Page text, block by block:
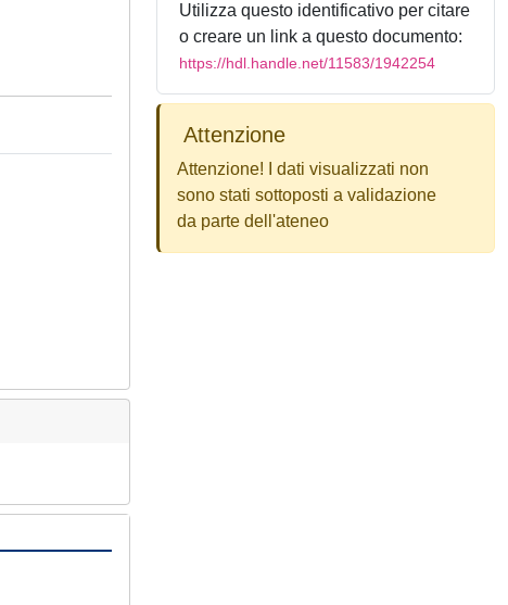
Utilizza questo identificativo per citare
o creare un link a questo documento:
https://hdl.handle.net/11583/1942254
Attenzione
Attenzione! I dati visualizzati non
sono stati sottoposti a validazione
da parte dell'ateneo